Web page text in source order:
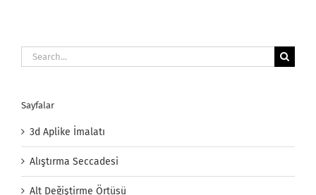
Search
for:
Sayfalar
3d Aplike İmalatı
Alıştırma Seccadesi
Alt Değiştirme Örtüsü